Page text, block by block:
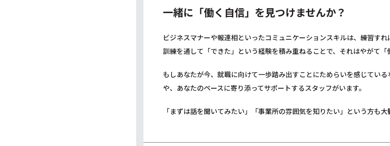
一緒に「働く自信」を見つけませんか？
ビジネスマナーや報連相といったコミュニケーションスキルは、練習す
訓練を通して「できた」という経験を積み重ねることで、それはやがて「
もしあなたが今、就職に向けて一歩踏み出すことにためらいを感じてい
や、あなたのペースに寄り添ってサポートするスタッフがいます。
「まずは話を聞いてみたい」「事業所の雰囲気を知りたい」という方も